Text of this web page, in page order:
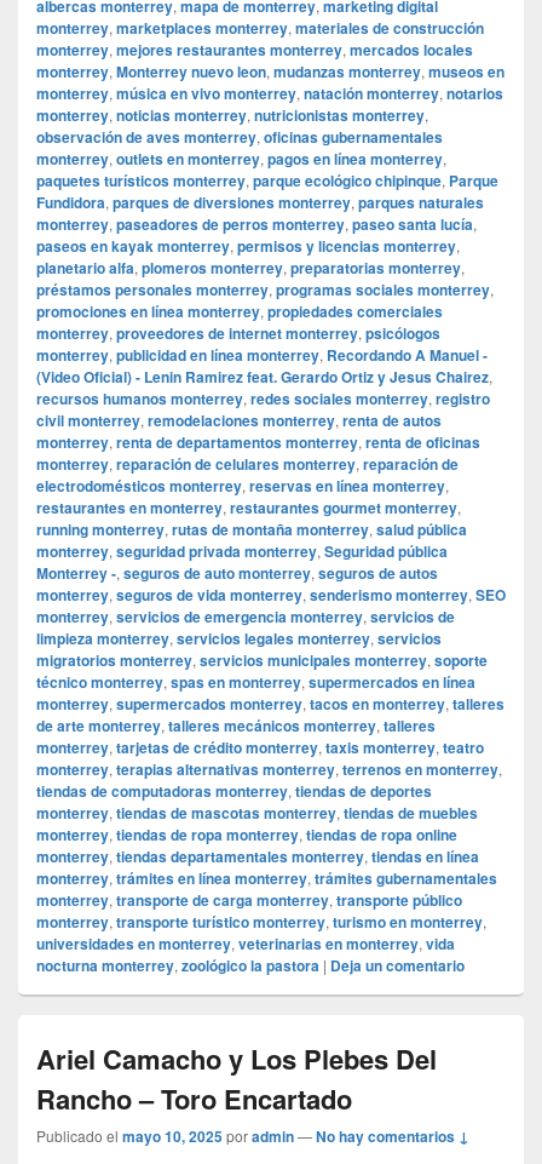
albercas monterrey, mapa de monterrey, marketing digital
monterrey, marketplaces monterrey, materiales de construcción
monterrey, mejores restaurantes monterrey, mercados locales
monterrey, Monterrey nuevo leon, mudanzas monterrey, museos en
monterrey, música en vivo monterrey, natación monterrey, notarios
monterrey, noticias monterrey, nutricionistas monterrey,
observación de aves monterrey, oficinas gubernamentales
monterrey, outlets en monterrey, pagos en línea monterrey,
paquetes turísticos monterrey, parque ecológico chipinque, Parque
Fundidora, parques de diversiones monterrey, parques naturales
monterrey, paseadores de perros monterrey, paseo santa lucía,
paseos en kayak monterrey, permisos y licencias monterrey,
planetario alfa, plomeros monterrey, preparatorias monterrey,
préstamos personales monterrey, programas sociales monterrey,
promociones en línea monterrey, propiedades comerciales
monterrey, proveedores de internet monterrey, psicólogos
monterrey, publicidad en línea monterrey, Recordando A Manuel -
(Video Oficial) - Lenin Ramirez feat. Gerardo Ortiz y Jesus Chairez,
recursos humanos monterrey, redes sociales monterrey, registro
civil monterrey, remodelaciones monterrey, renta de autos
monterrey, renta de departamentos monterrey, renta de oficinas
monterrey, reparación de celulares monterrey, reparación de
electrodomésticos monterrey, reservas en línea monterrey,
restaurantes en monterrey, restaurantes gourmet monterrey,
running monterrey, rutas de montaña monterrey, salud pública
monterrey, seguridad privada monterrey, Seguridad pública
Monterrey -, seguros de auto monterrey, seguros de autos
monterrey, seguros de vida monterrey, senderismo monterrey, SEO
monterrey, servicios de emergencia monterrey, servicios de
limpieza monterrey, servicios legales monterrey, servicios
migratorios monterrey, servicios municipales monterrey, soporte
técnico monterrey, spas en monterrey, supermercados en línea
monterrey, supermercados monterrey, tacos en monterrey, talleres
de arte monterrey, talleres mecánicos monterrey, talleres
monterrey, tarjetas de crédito monterrey, taxis monterrey, teatro
monterrey, terapias alternativas monterrey, terrenos en monterrey,
tiendas de computadoras monterrey, tiendas de deportes
monterrey, tiendas de mascotas monterrey, tiendas de muebles
monterrey, tiendas de ropa monterrey, tiendas de ropa online
monterrey, tiendas departamentales monterrey, tiendas en línea
monterrey, trámites en línea monterrey, trámites gubernamentales
monterrey, transporte de carga monterrey, transporte público
monterrey, transporte turístico monterrey, turismo en monterrey,
universidades en monterrey, veterinarias en monterrey, vida
nocturna monterrey, zoológico la pastora | Deja un comentario
Ariel Camacho y Los Plebes Del
Rancho – Toro Encartado
Publicado el mayo 10, 2025poradmin—No hay comentarios ↓